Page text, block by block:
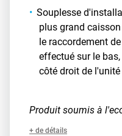
Souplesse
plus grand
le raccordement
effectué sur le
côté droit de l'unité
Produit soumis à
+ de détails